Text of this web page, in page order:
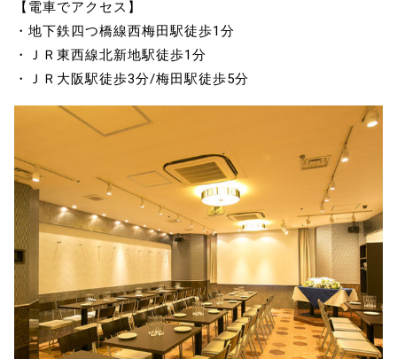
【電車でアクセス】
・地下鉄四つ橋線西梅田駅徒歩1分
・ＪＲ東西線北新地駅徒歩1分
・ＪＲ大阪駅徒歩3分/梅田駅徒歩5分